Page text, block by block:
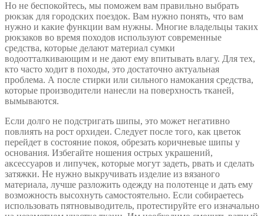
Но не беспокойтесь, мы поможем вам правильно выбрать
рюкзак для городских поездок. Вам нужно понять, что вам
нужно и какие функции вам нужны. Многие владельцы таких
рюкзаков во время походов используют современные
средства, которые делают материал сумки
водоотталкивающим и не дают ему впитывать влагу. Для тех,
кто часто ходит в походы, это достаточно актуальная
проблема. А после стирки или сильного намокания средства,
которые производители нанесли на поверхность тканей,
вымываются.
Если долго не подстригать шипы, это может негативно
повлиять на рост орхидеи. Следует после того, как цветок
перейдет в состояние покоя, обрезать коричневые шипы у
основания. Избегайте ношения острых украшений,
аксессуаров и липучек, которые могут задеть, рвать и сделать
затяжки. Не нужно выкручивать изделие из вязаного
материала, лучше разложить одежду на полотенце и дать ему
возможность высохнуть самостоятельно. Если собираетесь
использовать пятновыводитель, протестируйте его изначально